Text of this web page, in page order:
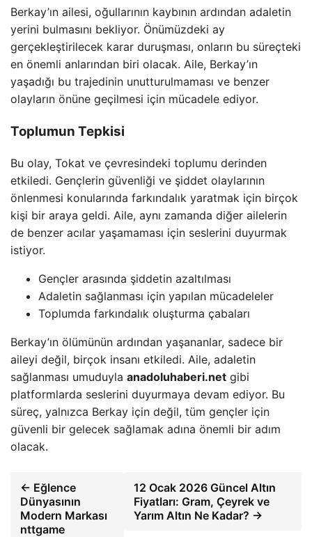
Berkay’ın ailesi, oğullarının kaybının ardından adaletin
yerini bulmasını bekliyor. Önümüzdeki ay
gerçekleştirilecek karar duruşması, onların bu süreçteki
en önemli anlarından biri olacak. Aile, Berkay’ın
yaşadığı bu trajedinin unutturulmaması ve benzer
olayların önüne geçilmesi için mücadele ediyor.
Toplumun Tepkisi
Bu olay, Tokat ve çevresindeki toplumu derinden
etkiledi. Gençlerin güvenliği ve şiddet olaylarının
önlenmesi konularında farkındalık yaratmak için birçok
kişi bir araya geldi. Aile, aynı zamanda diğer ailelerin
de benzer acılar yaşamaması için seslerini duyurmak
istiyor.
Gençler arasında şiddetin azaltılması
Adaletin sağlanması için yapılan mücadeleler
Toplumda farkındalık oluşturma çabaları
Berkay’ın ölümünün ardından yaşananlar, sadece bir
aileyi değil, birçok insanı etkiledi. Aile, adaletin
sağlanması umuduyla anadoluhaberi.net gibi
platformlarda seslerini duyurmaya devam ediyor. Bu
süreç, yalnızca Berkay için değil, tüm gençler için
güvenli bir gelecek sağlamak adına önemli bir adım
olacak.
← Eğlence
Dünyasının
Modern Markası
nttgame
12 Ocak 2026 Güncel Altın
Fiyatları: Gram, Çeyrek ve
Yarım Altın Ne Kadar? →